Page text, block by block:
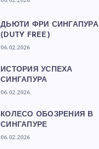
ДЬЮТИ ФРИ СИНГАПУРА
(DUTY FREE)
06.02.2026
ИСТОРИЯ УСПЕХА
СИНГАПУРА
06.02.2026
КОЛЕСО ОБОЗРЕНИЯ В
СИНГАПУРЕ
06.02.2026